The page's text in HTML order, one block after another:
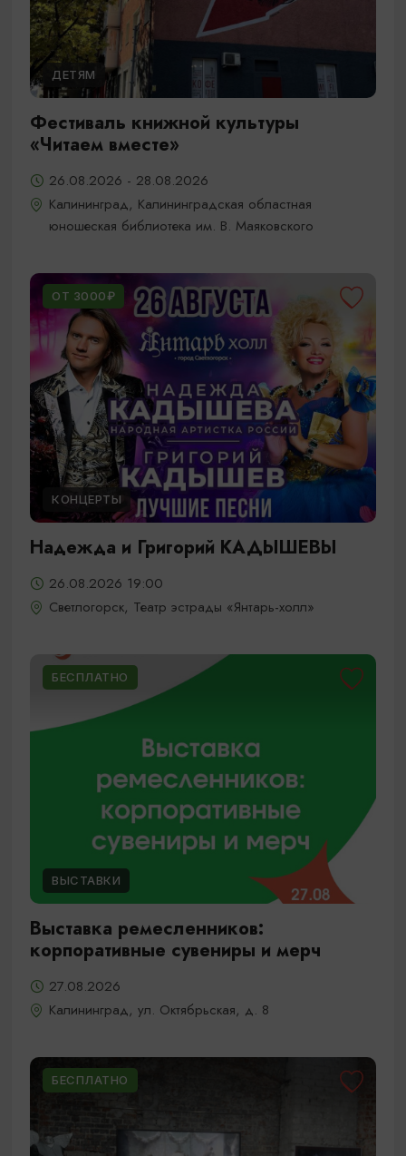
ДЕТЯМ
Фестиваль книжной культуры
«Читаем вместе»
26.08.2026 - 28.08.2026
Калининград, Калининградская областная
юношеская библиотека им. В. Маяковского
ОТ 3000₽
КОНЦЕРТЫ
Надежда и Григорий КАДЫШЕВЫ
26.08.2026 19:00
Светлогорск, Театр эстрады «Янтарь-холл»
БЕСПЛАТНО
ВЫСТАВКИ
Выставка ремесленников:
корпоративные сувениры и мерч
27.08.2026
Калининград, ул. Октябрьская, д. 8
БЕСПЛАТНО